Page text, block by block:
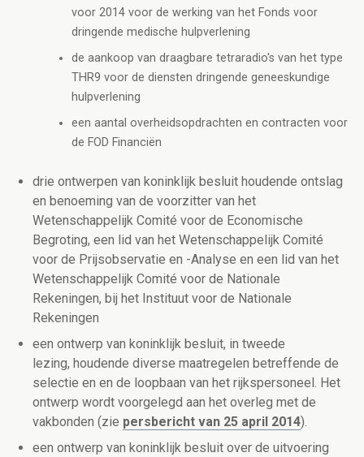
voor 2014 voor de werking van het Fonds voor
dringende medische hulpverlening
de aankoop van draagbare tetraradio's van het type
THR9 voor de diensten dringende geneeskundige
hulpverlening
een aantal overheidsopdrachten en contracten voor
de FOD Financiën
drie ontwerpen van koninklijk besluit houdende ontslag
en benoeming van de voorzitter van het
Wetenschappelijk Comité voor de Economische
Begroting, een lid van het Wetenschappelijk Comité
voor de Prijsobservatie en -Analyse en een lid van het
Wetenschappelijk Comité voor de Nationale
Rekeningen, bij het Instituut voor de Nationale
Rekeningen
een ontwerp van koninklijk besluit, in tweede
lezing, houdende diverse maatregelen betreffende de
selectie en en de loopbaan van het rijkspersoneel. Het
ontwerp wordt voorgelegd aan het overleg met de
vakbonden (zie persbericht van 25 april 2014).
een ontwerp van koninklijk besluit over de uitvoering